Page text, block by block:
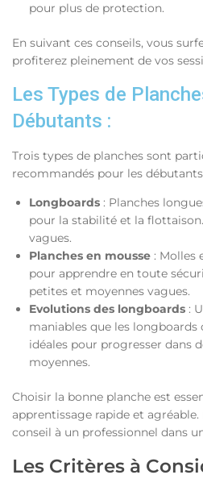
pour plus de protection.
En suivant ces conseils, vous
profiterez pleinement de vos
Les Types de
Débutants :
Trois types de planches sont
recommandés pour les
Longboards : Planches
pour la stabilité et la
vagues.
Planches en mousse : Molles
pour apprendre en toute
petites et moyennes vagues.
Evolutions des longboards :
maniables que les longboards
idéales pour progresser dans
moyennes.
Choisir la bonne planche est
apprentissage rapide et agréable.
conseil à un professionnel dans
Les Critères à